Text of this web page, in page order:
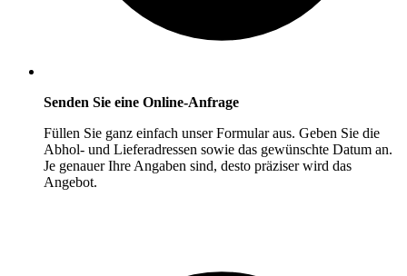
Senden Sie eine Online-Anfrage
Füllen Sie ganz einfach unser Formular aus. Geben Sie die
Abhol- und Lieferadressen sowie das gewünschte Datum an.
Je genauer Ihre Angaben sind, desto präziser wird das
Angebot.